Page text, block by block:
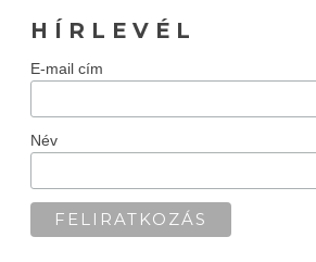
H Í R L E V É L
E-mail cím
Név